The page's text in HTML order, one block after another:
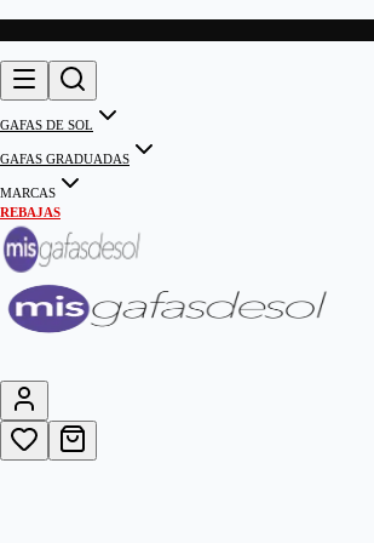
GAFAS DE SOL
GAFAS GRADUADAS
MARCAS
REBAJAS